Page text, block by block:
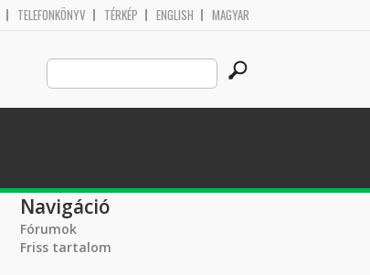
TELEFONKÖNYV TÉRKÉP ENGLISH MAGYAR
Search
this
site
Navigáció
Fórumok
Friss tartalom